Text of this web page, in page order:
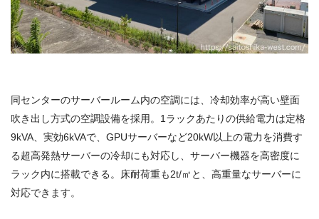
同センターのサーバールーム内の空調には、冷却効率が高い壁面
吹き出し方式の空調設備を採用。1ラックあたりの供給電力は定格
9kVA、実効6kVAで、GPUサーバーなど20kW以上の電力を消費す
る超高発熱サーバーの冷却にも対応し、サーバー機器を高密度に
ラック内に搭載できる。床耐荷重も2t/㎡と、高重量なサーバーに
対応できます。